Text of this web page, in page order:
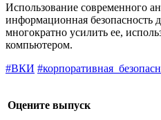
Использование современного
информационная безопасность
многократно усилить ее,
компьютером.
#ВКИ
Оцените выпуск